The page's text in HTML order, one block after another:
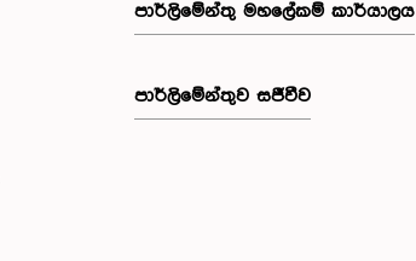
පාර්ලිමේන්තු මහලේකම් කාර්යාලය
පාර්ලිමේන්තුව සජීවීව